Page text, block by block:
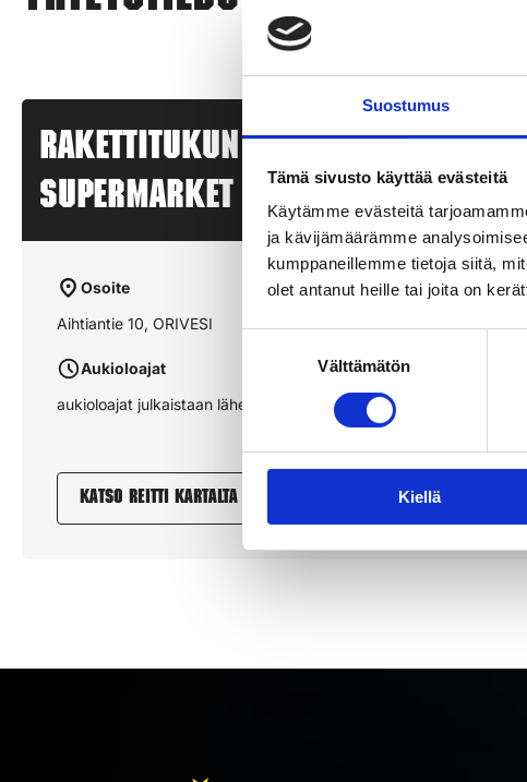
Suostumus
Tämä sivusto käyttää evästeitä
Käytämme evästeitä
ja kävijämäärämme
kumppaneillemme tietoja siitä,
olet antanut heille tai joita on
Välttämätön
Kiellä
Rakettitukun myyntipiste – K-
SUPERMARKET ORIVESI – ORIVESI
Osoite
Aihtiantie 10, ORIVESI
Aukioloajat
aukioloajat julkaistaan lähempänä sesonkia
Katso reitti kartalta